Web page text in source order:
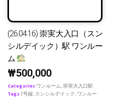
(26.04.16) 崇実大入口（スン
シルデイック）駅 ワンルー
ム
₩500,000
Categories ワンルーム,崇実大入口駅
Tags7号線, スンシルデイック , ワンルー